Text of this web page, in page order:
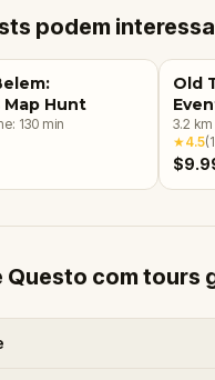
podem
Hunt
130 min
Old
3.2 km
★4.5(
Questo com tours